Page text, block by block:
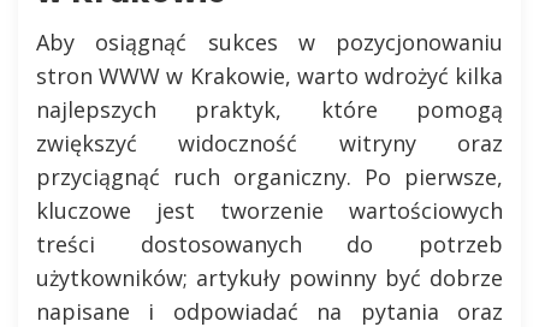
Aby osiągnąć sukces w pozycjonowaniu
stron WWW w Krakowie, warto wdrożyć kilka
najlepszych praktyk, które pomogą
zwiększyć widoczność witryny oraz
przyciągnąć ruch organiczny. Po pierwsze,
kluczowe jest tworzenie wartościowych
treści dostosowanych do potrzeb
użytkowników; artykuły powinny być dobrze
napisane i odpowiadać na pytania oraz